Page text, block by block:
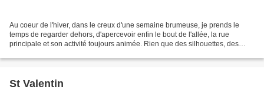
Au coeur de l'hiver, dans le creux d'une semaine brumeuse, je prends le
temps de regarder dehors, d'apercevoir enfin le bout de l'allée, la rue
principale et son activité toujours animée. Rien que des silhouettes, des
St Valentin